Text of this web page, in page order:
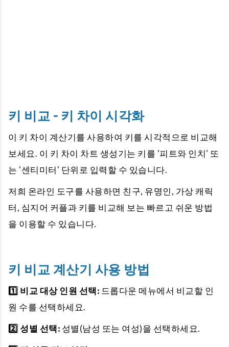
키 비교 - 키 차이 시각화
이 키 차이 계산기를 사용하여 키를 시각적으로 비교해
보세요. 이 키 차이 차트 생성기는 키를 '피트와 인치' 또
는 '센티미터' 단위로 입력할 수 있습니다.
저희 온라인 도구를 사용하면 친구, 유명인, 가상 캐릭
터, 심지어 커플과 키를 비교해 보는 빠르고 쉬운 방법
을 이용할 수 있습니다.
키 비교 계산기 사용 방법
1️⃣ 비교 대상 인원 선택: 드롭다운 메뉴에서 비교할 인
원 수를 선택하세요.
2️⃣ 성별 선택: 성별(남성 또는 여성)을 선택하세요.